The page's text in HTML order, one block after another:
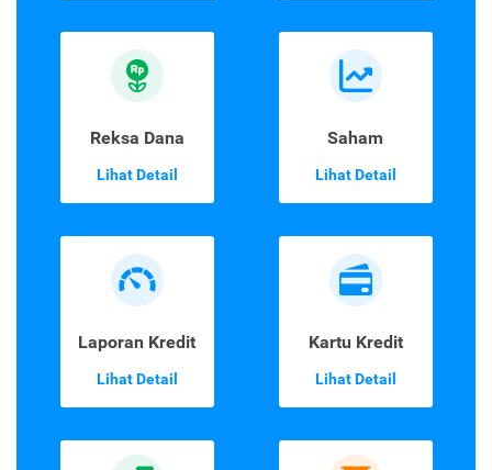
Reksa Dana
Lihat Detail
Saham
Lihat Detail
Laporan Kredit
Lihat Detail
Kartu Kredit
Lihat Detail